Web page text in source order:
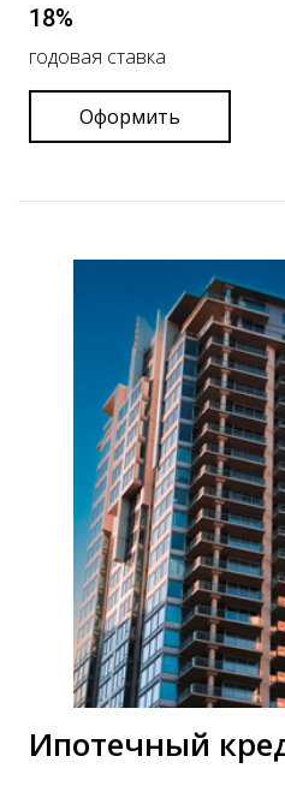
18%
годовая ставка
Оформить
Ипотечный